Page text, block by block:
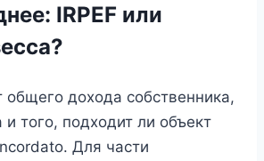
IRPEF или
общего дохода собственника,
и того, подходит ли объект
Для части